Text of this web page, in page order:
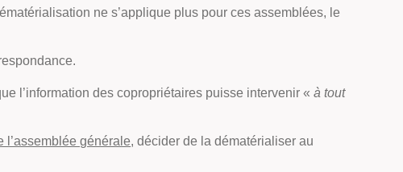
ne s’applique plus pour ces assemblées, le
l’information des copropriétaires puisse intervenir «à tout
l’assemblée générale, décider de la dématérialiser au